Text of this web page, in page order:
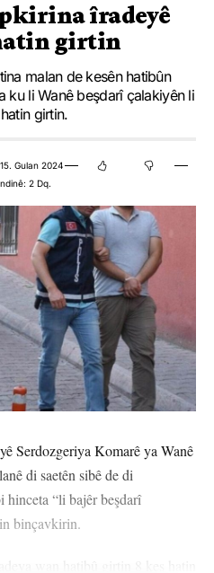
îradeyê
girtin
malan de kesên hatibûn
ku li Wanê beşdarî çalakiyên li
girtin.
Gulan 2024
2 Dq.
Serdozgeriya Komarê ya Wanê
di saetên sibê de di
hinceta “li bajêr beşdarî
binçavkirin.